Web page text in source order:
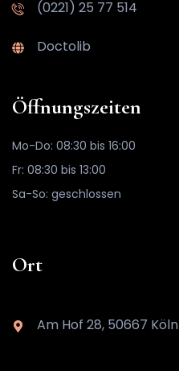
(0221) 25 77 514
Doctolib
Öffnungszeiten
Mo-Do: 08:30 bis 16:00
Fr: 08:30 bis 13:00
Sa-So: geschlossen
Ort
Am Hof 28, 50667 Köln